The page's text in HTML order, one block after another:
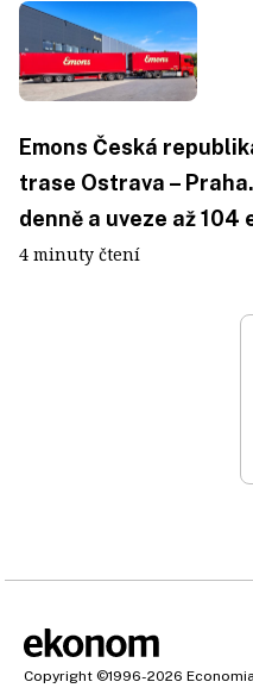
Emons Česká
trase Ostrava –
denně a uveze až 104
4 minuty čtení
Copyright ©1996-2026